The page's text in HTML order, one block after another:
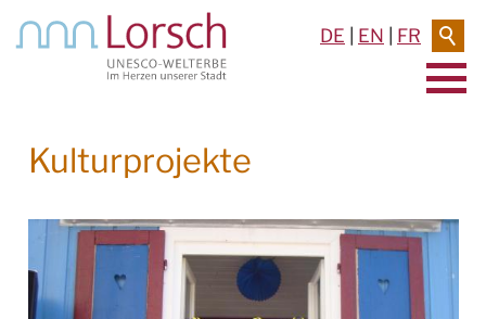
DE EN FR
BAUEN & UMWELT
LEBEN IN LORSCH
Kulturprojekte